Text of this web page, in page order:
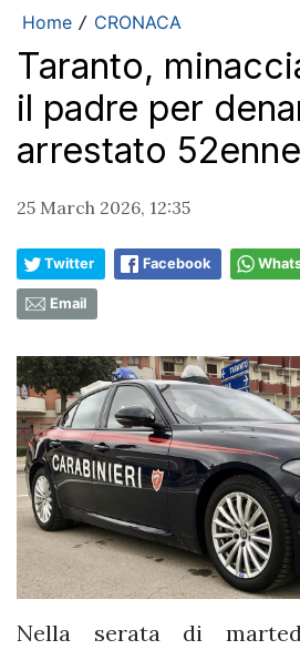
Home / CRONACA
Taranto,
il padre per
arrestato 52enne
25 March 2026, 12:35
Twitter Facebook
Email
Nella serata di